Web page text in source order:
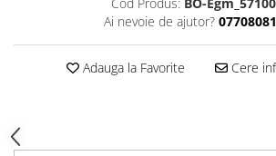
Ai nevoie de ajutor?
Adauga la Favorite Cere